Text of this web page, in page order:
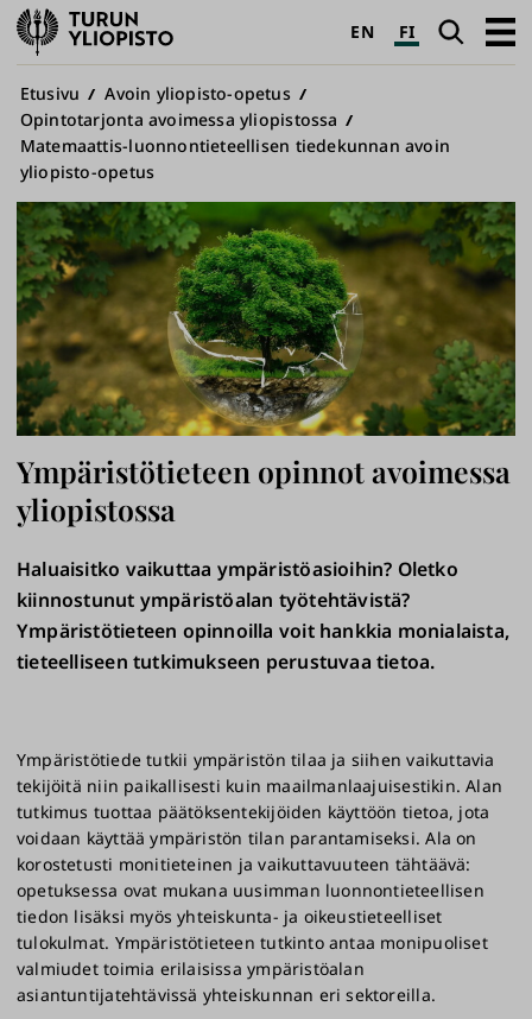
Turun
yliopisto
EN FI Haku
Avaa
Murupolku
Etusivu
Avoin yliopisto-opetus
Opintotarjonta avoimessa yliopistossa
Matemaattis-luonnontieteellisen tiedekunnan avoin
yliopisto-opetus
Ympäristötieteen opinnot avoimessa
yliopistossa
Haluaisitko vaikuttaa ympäristöasioihin? Oletko
kiinnostunut ympäristöalan työtehtävistä?
Ympäristötieteen opinnoilla voit hankkia monialaista,
tieteelliseen tutkimukseen perustuvaa tietoa.
Ympäristötiede tutkii ympäristön tilaa ja siihen vaikuttavia
tekijöitä niin paikallisesti kuin maailmanlaajuisestikin. Alan
tutkimus tuottaa päätöksentekijöiden käyttöön tietoa, jota
voidaan käyttää ympäristön tilan parantamiseksi. Ala on
korostetusti monitieteinen ja vaikuttavuuteen tähtäävä:
opetuksessa ovat mukana uusimman luonnontieteellisen
tiedon lisäksi myös yhteiskunta- ja oikeustieteelliset
tulokulmat. Ympäristötieteen tutkinto antaa monipuoliset
valmiudet toimia erilaisissa ympäristöalan
asiantuntijatehtävissä yhteiskunnan eri sektoreilla.